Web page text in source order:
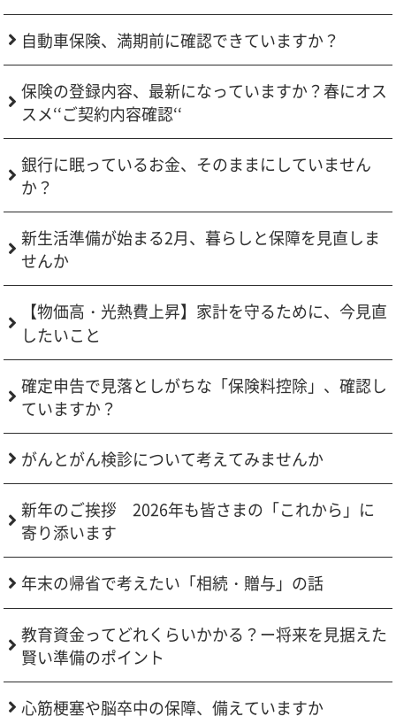
自動車保険、満期前に確認できていますか？
保険の登録内容、最新になっていますか？春にオス
スメ‘‘ご契約内容確認‘‘
銀行に眠っているお金、そのままにしていません
か？
新生活準備が始まる2月、暮らしと保障を見直しま
せんか
【物価高・光熱費上昇】家計を守るために、今見直
したいこと
確定申告で見落としがちな「保険料控除」、確認し
ていますか？
がんとがん検診について考えてみませんか
新年のご挨拶 2026年も皆さまの「これから」に
寄り添います
年末の帰省で考えたい「相続・贈与」の話
教育資金ってどれくらいかかる？ー将来を見据えた
賢い準備のポイント
心筋梗塞や脳卒中の保障、備えていますか